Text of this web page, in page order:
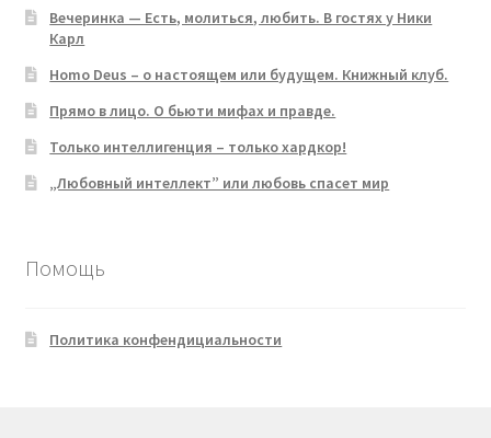
Вечеринка — Есть, молиться, любить. В гостях у Ники
Карл
Homo Deus – о настоящем или будущем. Книжный клуб.
Прямо в лицо. О бьюти мифах и правде.
Только интеллигенция – только хардкор!
„Любовный интеллект” или любовь спасет мир
Помощь
Политика конфендициальности